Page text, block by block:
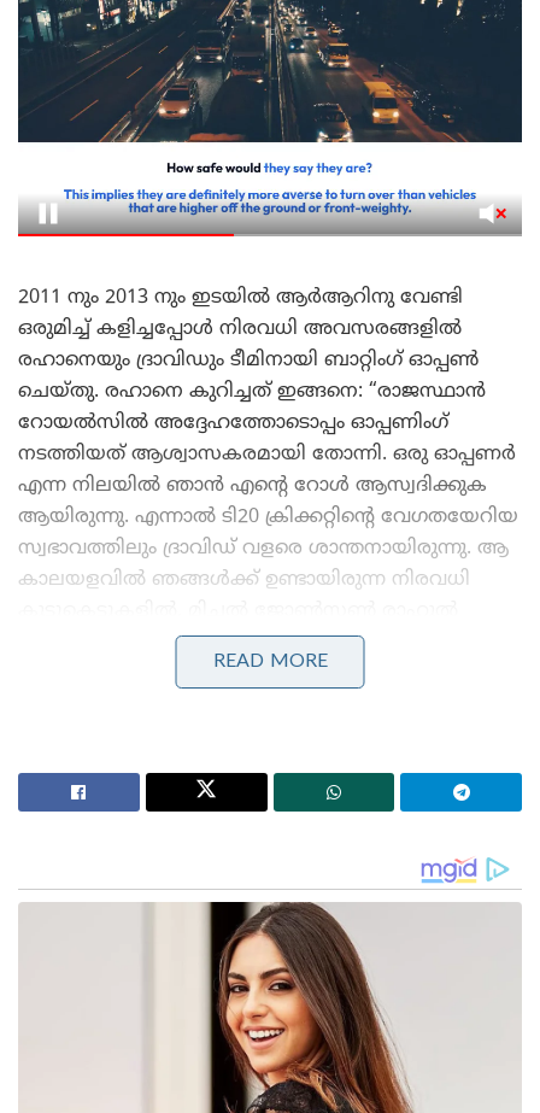
2011 നും 2013 നും ഇടയിൽ ആർആറിനു വേണ്ടി
ഒരുമിച്ച് കളിച്ചപ്പോൾ നിരവധി അവസരങ്ങളിൽ
രഹാനെയും ദ്രാവിഡും ടീമിനായി ബാറ്റിംഗ് ഓപ്പൺ
ചെയ്തു. രഹാനെ കുറിച്ചത് ഇങ്ങനെ: “രാജസ്ഥാൻ
റോയൽസിൽ അദ്ദേഹത്തോടൊപ്പം ഓപ്പണിംഗ്
നടത്തിയത് ആശ്വാസകരമായി തോന്നി. ഒരു ഓപ്പണർ
എന്ന നിലയിൽ ഞാൻ എന്റെ റോൾ ആസ്വദിക്കുക
ആയിരുന്നു. എന്നാൽ ടി20 ക്രിക്കറ്റിന്റെ വേഗതയേറിയ
സ്വഭാവത്തിലും ദ്രാവിഡ് വളരെ ശാന്തനായിരുന്നു. ആ
കാലയളവിൽ ഞങ്ങൾക്ക് ഉണ്ടായിരുന്ന നിരവധി
ഭായിയോട് കുറച്ച് വാക്കുകൾ പറയാൻ ശ്രമിച്ചപ്പോൾ,
ദ്രാവിഡ് ദേഷ്യപെടുന്നതും ഞാൻ കണ്ടു! ഇത് കണ്ടിട്ട്
അത് കേട്ടിട്ട് അദ്ദേഹം ചിരിച്ചു.” രഹാനെ ഓർത്തു.
കോമൺവെൽത്ത് ഗെയിംസ് പതാക ഏറ്റുവാങ്ങി
ഗുജറാത്ത് മുഖ്യമന്ത്രി; 2030ൽ അഹമ്മദാബാദ്
ഗ്ലാസ്‌ഗോയിൽ ഇന്ത്യൻ ബോക്സിങ് കരുത്ത്:
പ്രിയക്കും സാക്ഷിക്കും അരുന്ധതിക്കും സ്വർണം;
ലവ്‌ലിനയ്ക്ക് വെള്ളി
2011-ൽ മാഞ്ചസ്റ്ററിൽ ഇംഗ്ലണ്ടിനെതിരായ ടി20യിൽ
READ MORE